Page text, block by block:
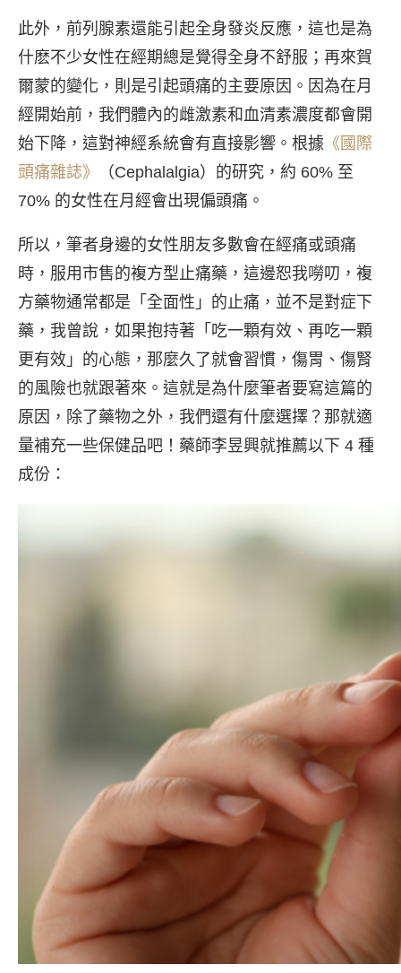
此外，前列腺素還能引起全身發炎反應，這也是為
什麽不少女性在經期總是覺得全身不舒服；再來賀
爾蒙的變化，則是引起頭痛的主要原因。因為在月
經開始前，我們體內的雌激素和血清素濃度都會開
始下降，這對神經系統會有直接影響。根據 《國際
頭痛雜誌》
（Cephalalgia）的研究，約 60% 至
70% 的女性在月經會出現偏頭痛。
所以，筆者身邊的女性朋友多數會在經痛或頭痛
時，服用市售的複方型止痛藥，這邊恕我嘮叨，複
方藥物通常都是「全面性」的止痛，並不是對症下
藥，我曾說，如果抱持著「吃一顆有效、再吃一顆
更有效」的心態，那麼久了就會習慣，傷胃、傷腎
的風險也就跟著來。這就是為什麼筆者要寫這篇的
原因，除了藥物之外，我們還有什麼選擇？那就適
量補充一些保健品吧！藥師李昱興就推薦以下 4 種
成份：